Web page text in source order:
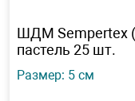
ШДМ Sempertex
пастель 25 шт.
Размер: 5 см